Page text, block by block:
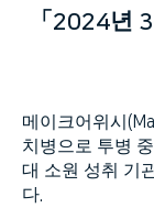
「 2024년 3
메이크어위시
치병으로 투병
대 소원 성취 기
다.